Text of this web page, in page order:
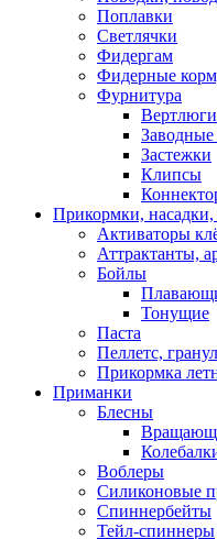
Поплавки
Светлячки
Фидергам
Фидерные
Фурнитура
Вертлюги
Заводные
Застежки
Клипсы
Прикормки, насадки,
Активаторы
Аттрактанты,
Бойлы
Тонущие
Паста
Пеллетс,
Прикормка
Приманки
Блесны
Воблеры
Силиконовые
Спиннербейты
Тейл-спиннеры